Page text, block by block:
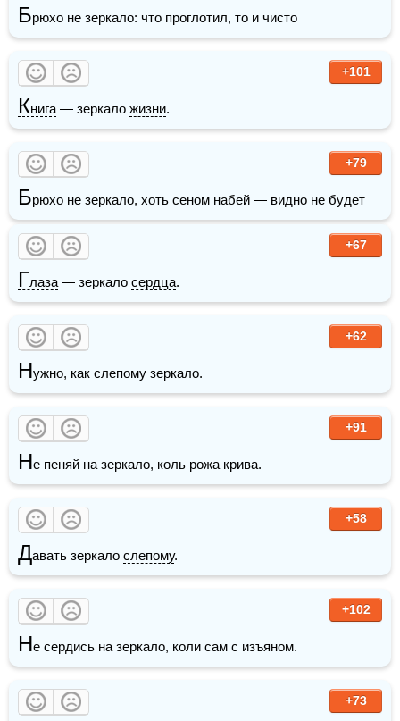
Брюхо не зеркало: что проглотил, то и чисто
+101
Книга — зеркало жизни.
+79
Брюхо не зеркало, хоть сеном набей — видно не будет
+67
Глаза — зеркало сердца.
+62
Нужно, как слепому зеркало.
+91
Не пеняй на зеркало, коль рожа крива.
+58
Давать зеркало слепому.
+102
Не сердись на зеркало, коли сам с изъяном.
+73